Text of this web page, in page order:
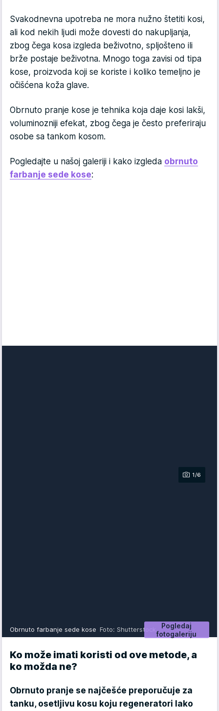
Svakodnevna upotreba ne mora nužno štetiti kosi,
ali kod nekih ljudi može dovesti do nakupljanja,
zbog čega kosa izgleda beživotno, spljošteno ili
brže postaje beživotna. Mnogo toga zavisi od tipa
kose, proizvoda koji se koriste i koliko temeljno je
očišćena koža glave.
Obrnuto pranje kose je tehnika koja daje kosi lakši,
voluminozniji efekat, zbog čega je često preferiraju
osobe sa tankom kosom.
Pogledajte u našoj galeriji i kako izgleda obrnuto
farbanje sede kose:
1/6
Pogledaj
fotogaleriju
Obrnuto farbanje sede kose Foto: Shutterstock
Ko može imati koristi od ove metode, a
ko možda ne?
Obrnuto pranje se najčešće preporučuje za
tanku, osetljivu kosu koju regeneratori lako